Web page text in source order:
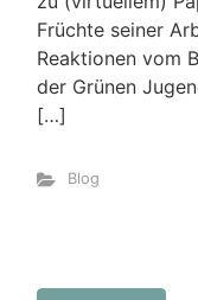
Früchte seiner
Reaktionen vom
der Grünen
[…]
Blog